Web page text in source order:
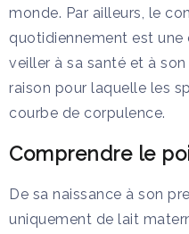
monde. Par ailleurs, le
quotidiennement est
veiller à sa santé et à
raison pour laquelle les
courbe de corpulence.
Comprendre le
De sa naissance à son
uniquement de lait